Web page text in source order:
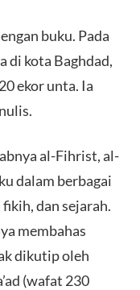
buku. Pada
di kota Baghdad,
ekor unta. Ia
al-Fihrist, al-
dalam berbagai
dan sejarah.
membahas
dikutip oleh
(wafat 230